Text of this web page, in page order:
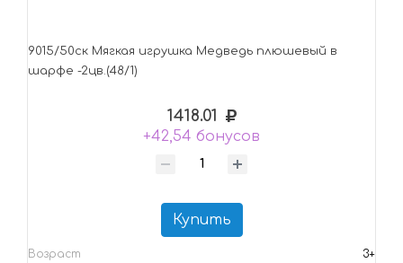
9015/50ск Mягкая игрушка Медведь плюшевый в
шарфе -2цв.(48/1)
1418.01
+42,54 бонусов
Купить
Возраст
3+